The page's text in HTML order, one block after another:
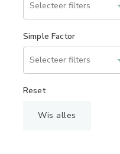
Simple Factor
Reset
Wis alles